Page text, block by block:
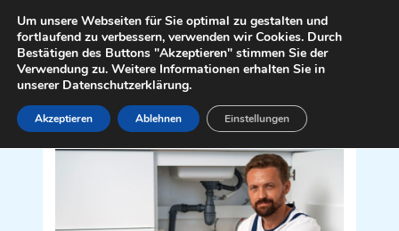
Inhalt
springen
Sanitär Installateur für Maierhof 2564
Um unsere Webseiten für Sie optimal zu gestalten und
fortlaufend zu verbessern, verwenden wir Cookies. Durch
Bestätigen des Buttons "Akzeptieren" stimmen Sie der
Verwendung zu. Weitere Informationen erhalten Sie in
unserer Datenschutzerklärung.
Akzeptieren Ablehnen Einstellungen